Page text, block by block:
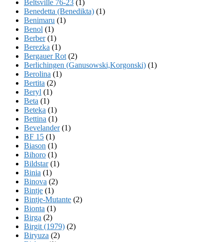
Beltsville 76-23 (1)
Benedetta (Benedikta) (1)
Benimaru (1)
Benol (1)
Berber(1)
Berezka (1)
Bergauer Rot (2)
Berlichingen (Ganusowski,Korgonski) (1)
Berolina (1)
Bertita (2)
Beryl (1)
Beta (1)
Beteka (1)
Bettina (1)
Bevelander(1)
BF 15 (1)
Biason (1)
Bihoro (1)
Bildstar(1)
Binia (1)
Binova (2)
Bintje (1)
Bintje-Mutante (2)
Bionta (1)
Birga (2)
Birgit (1979) (2)
Biryuza (2)